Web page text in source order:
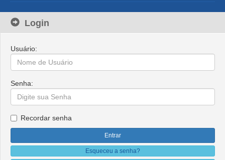
Login
Usuário:
Senha:
Recordar senha
Esqueceu a senha?